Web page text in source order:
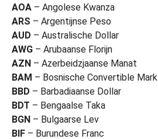
AOA – Angolese Kwanza
ARS – Argentijnse Peso
AUD – Australische Dollar
AWG – Arubaanse Florijn
AZN – Azerbeidzjaanse Manat
BAM – Bosnische Convertible Mark
BBD – Barbadiaanse Dollar
BDT – Bengaalse Taka
BGN – Bulgaarse Lev
BIF – Burundese Franc